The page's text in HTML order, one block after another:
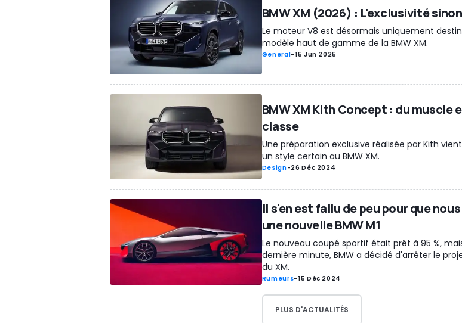
BMW XM (2026) : L'exclusivité
Le moteur V8 est désormais uniquement
modèle haut de gamme de la BMW XM.
General-15 Jun 2025
BMW XM Kith Concept : du muscle
classe
Une préparation exclusive réalisée par Kith
un style certain au BMW XM.
Design-26 Déc 2024
Il s'en est fallu de peu pour que
une nouvelle BMW M1
Le nouveau coupé sportif était prêt à 95 %,
dernière minute, BMW a décidé d'arrêter le
du XM.
Rumeurs-15 Déc 2024
PLUS D'ACTUALITÉS